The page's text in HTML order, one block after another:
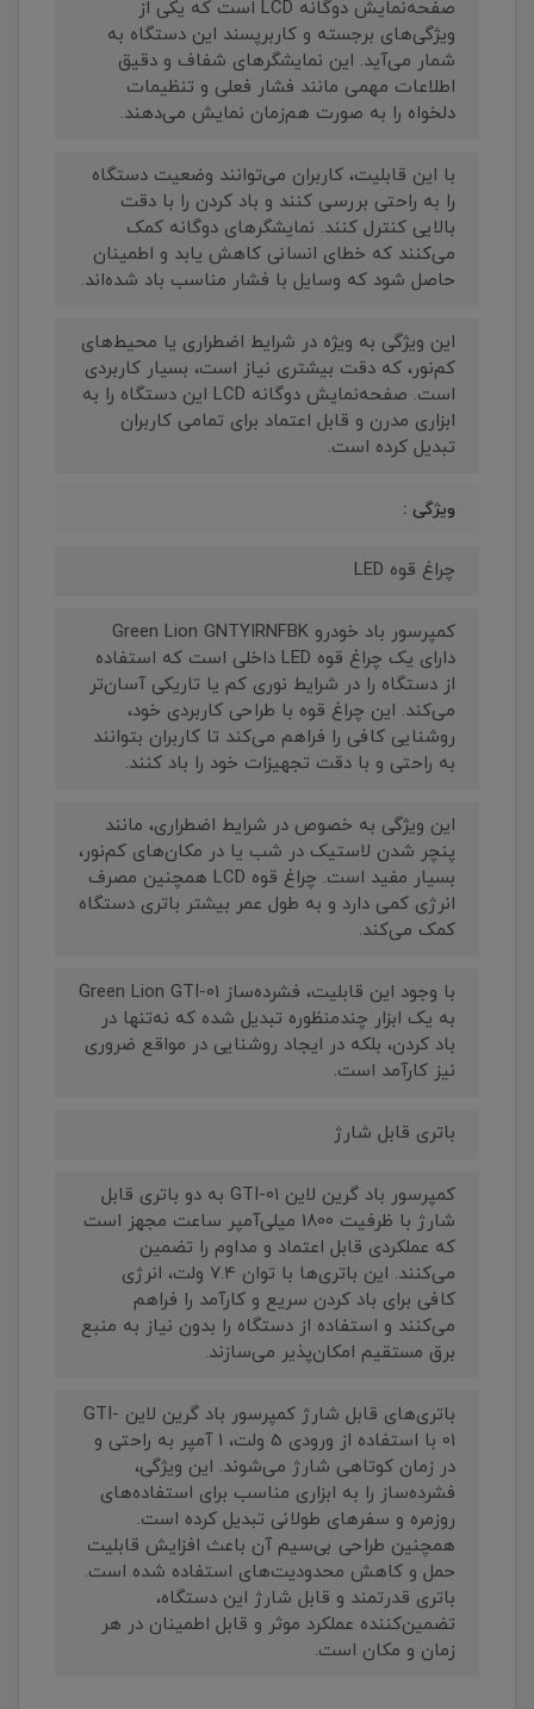
صفحه‌نمایش دوگانه LCD است که یکی از
ویژگی‌های برجسته و کاربرپسند این دستگاه به
شمار می‌آید. این نمایشگرهای شفاف و دقیق
اطلاعات مهمی مانند فشار فعلی و تنظیمات
دلخواه را به صورت هم‌زمان نمایش می‌دهند.
با این قابلیت، کاربران می‌توانند وضعیت دستگاه
را به راحتی بررسی کنند و باد کردن را با دقت
بالایی کنترل کنند. نمایشگرهای دوگانه کمک
می‌کنند که خطای انسانی کاهش یابد و اطمینان
حاصل شود که وسایل با فشار مناسب باد شده‌اند.
این ویژگی به ویژه در شرایط اضطراری یا محیط‌های
کم‌نور، که دقت بیشتری نیاز است، بسیار کاربردی
است. صفحه‌نمایش دوگانه LCD این دستگاه را به
ابزاری مدرن و قابل اعتماد برای تمامی کاربران
تبدیل کرده است.
ویژگی :
چراغ قوه LED
کمپرسور باد خودرو Green Lion GNTYIRNFBK
دارای یک چراغ قوه LED داخلی است که استفاده
از دستگاه را در شرایط نوری کم یا تاریکی آسان‌تر
می‌کند. این چراغ قوه با طراحی کاربردی خود،
روشنایی کافی را فراهم می‌کند تا کاربران بتوانند
به راحتی و با دقت تجهیزات خود را باد کنند.
این ویژگی به خصوص در شرایط اضطراری، مانند
پنچر شدن لاستیک در شب یا در مکان‌های کم‌نور،
بسیار مفید است. چراغ قوه LCD همچنین مصرف
انرژی کمی دارد و به طول عمر بیشتر باتری دستگاه
کمک می‌کند.
با وجود این قابلیت، فشرده‌ساز Green Lion GTI-01
به یک ابزار چندمنظوره تبدیل شده که نه‌تنها در
باد کردن، بلکه در ایجاد روشنایی در مواقع ضروری
نیز کارآمد است.
باتری قابل شارژ
کمپرسور باد گرین لاین GTI-01 به دو باتری قابل
شارژ با ظرفیت 1800 میلی‌آمپر ساعت مجهز است
که عملکردی قابل اعتماد و مداوم را تضمین
می‌کنند. این باتری‌ها با توان 7.4 ولت، انرژی
کافی برای باد کردن سریع و کارآمد را فراهم
می‌کنند و استفاده از دستگاه را بدون نیاز به منبع
برق مستقیم امکان‌پذیر می‌سازند.
باتری‌های قابل شارژ کمپرسور باد گرین لاین GTI-
01 با استفاده از ورودی 5 ولت، 1 آمپر به راحتی و
در زمان کوتاهی شارژ می‌شوند. این ویژگی،
فشرده‌ساز را به ابزاری مناسب برای استفاده‌های
روزمره و سفرهای طولانی تبدیل کرده است.
همچنین طراحی بی‌سیم آن باعث افزایش قابلیت
حمل و کاهش محدودیت‌های استفاده شده است.
باتری قدرتمند و قابل شارژ این دستگاه،
تضمین‌کننده عملکرد موثر و قابل اطمینان در هر
زمان و مکان است.